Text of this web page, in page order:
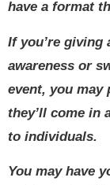
have a format
If you’re giving
awareness or
event, you may
they’ll come in
to individuals.
You may have